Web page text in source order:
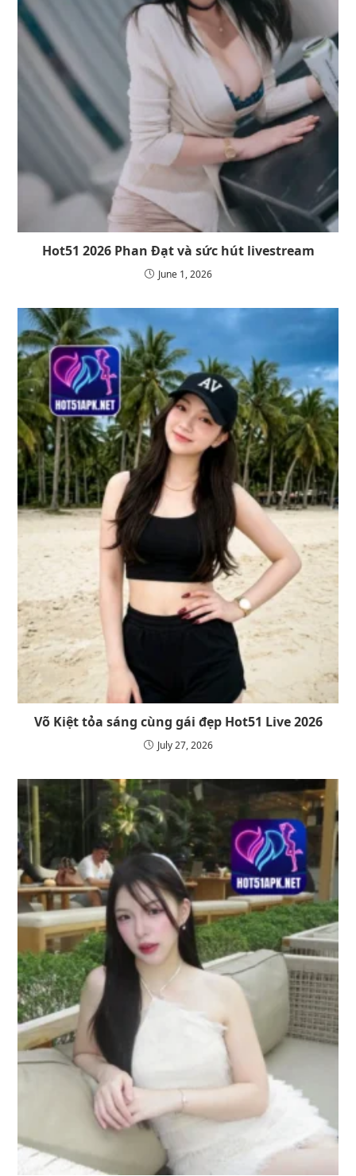
Hot51 2026 Phan Đạt và sức hút livestream
June 1, 2026
Võ Kiệt tỏa sáng cùng gái đẹp Hot51 Live 2026
July 27, 2026